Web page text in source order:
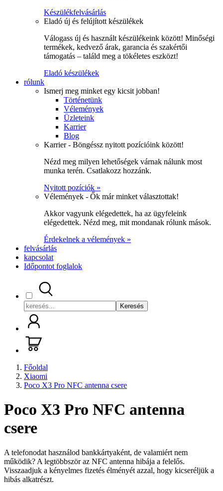
Készülékfelvásárlás
Eladó új és felújított készülékek
Válogass új és használt készülékeink között! Minőségi
termékek, kedvező árak, garancia és szakértői
támogatás – találd meg a tökéletes eszközt!
Eladó készülékek
rólunk
Ismerj meg minket egy kicsit jobban!
Történetünk
Vélemények
Üzleteink
Karrier
Blog
Karrier - Böngéssz nyitott pozícióink között!
Nézd meg milyen lehetőségek várnak nálunk most
munka terén. Csatlakozz hozzánk.
Nyitott pozíciók »
Vélemények - Ők már minket választottak!
Akkor vagyunk elégedettek, ha az ügyfeleink
elégedettek. Nézd meg, mit mondanak rólunk mások.
Érdekelnek a vélemények »
felvásárlás
kapcsolat
Időpontot foglalok
Keresés
Főoldal
Xiaomi
Poco X3 Pro NFC antenna csere
Poco X3 Pro NFC antenna
csere
A telefonodat használod bankkártyaként, de valamiért nem
működik? A legtöbbször az NFC antenna hibája a felelős.
Visszaadjuk a kényelmes fizetés élményét azzal, hogy kicseréljük a
hibás alkatrészt.